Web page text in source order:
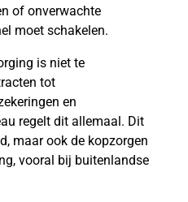
of onverwachte
moet schakelen.
is niet te
tot
en
regelt dit allemaal. Dit
maar ook de kopzorgen
vooral bij buitenlandse